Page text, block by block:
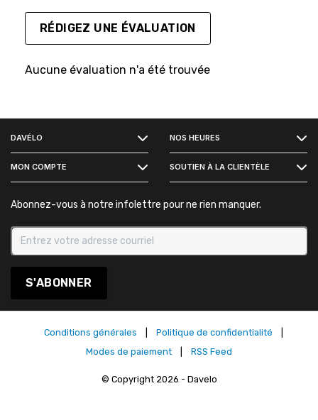
RÉDIGEZ UNE ÉVALUATION
Aucune évaluation n'a été trouvée
DAVÉLO NOS HEURES
MON COMPTE SOUTIEN À LA CLIENTÈLE
Abonnez-vous à notre infolettre pour ne rien manquer.
S'ABONNER
Conditions générales Politique de confidentialité
Modes de paiement
RSS Feed
© Copyright 2026 - Davelo